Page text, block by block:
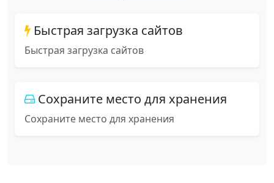
Быстрая загрузка сайтов
Быстрая загрузка сайтов
Сохраните место для хранения
Сохраните место для хранения